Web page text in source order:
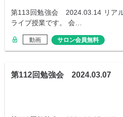
第113回勉強会 2024.03.14 リア
ライブ授業です。 会…
動画 サロン会員無料
第112回勉強会 2024.03.07